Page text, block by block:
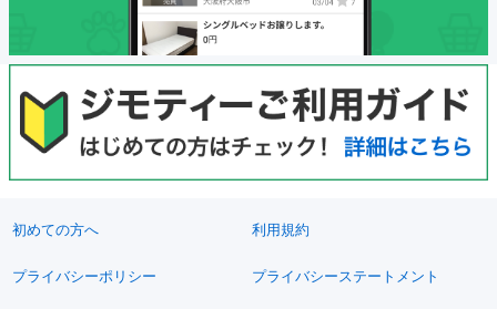
初めての方へ 利用規約
プライバシーポリシー プライバシーステートメント